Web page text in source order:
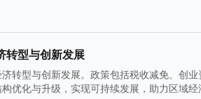
转型与创新发展
转型与创新发展。政策包括税收减免、创
优化与升级，实现可持续发展，助力区域经